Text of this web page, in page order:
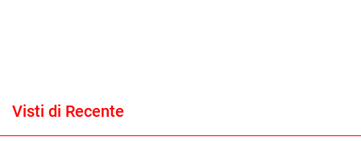
Visti di Recente